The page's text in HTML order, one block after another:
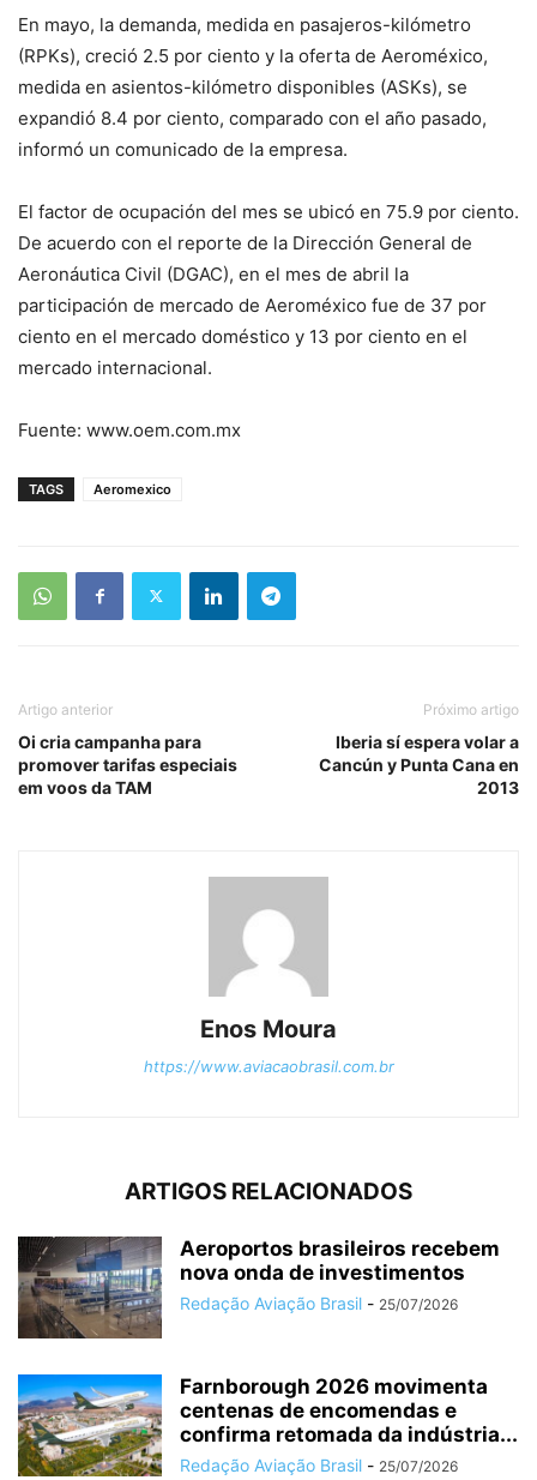
En mayo, la demanda, medida en pasajeros-kilómetro
(RPKs), creció 2.5 por ciento y la oferta de Aeroméxico,
medida en asientos-kilómetro disponibles (ASKs), se
expandió 8.4 por ciento, comparado con el año pasado,
informó un comunicado de la empresa.
El factor de ocupación del mes se ubicó en 75.9 por ciento.
De acuerdo con el reporte de la Dirección General de
Aeronáutica Civil (DGAC), en el mes de abril la
participación de mercado de Aeroméxico fue de 37 por
ciento en el mercado doméstico y 13 por ciento en el
mercado internacional.
Fuente: www.oem.com.mx
TAGS Aeromexico
Artigo anterior
Oi cria campanha para
promover tarifas especiais
em voos da TAM
Próximo artigo
Iberia sí espera volar a
Cancún y Punta Cana en
2013
Enos Moura
https://www.aviacaobrasil.com.br
ARTIGOS RELACIONADOS
Aeroportos brasileiros recebem
nova onda de investimentos
Redação Aviação Brasil - 25/07/2026
Farnborough 2026 movimenta
centenas de encomendas e
confirma retomada da indústria...
Redação Aviação Brasil - 25/07/2026